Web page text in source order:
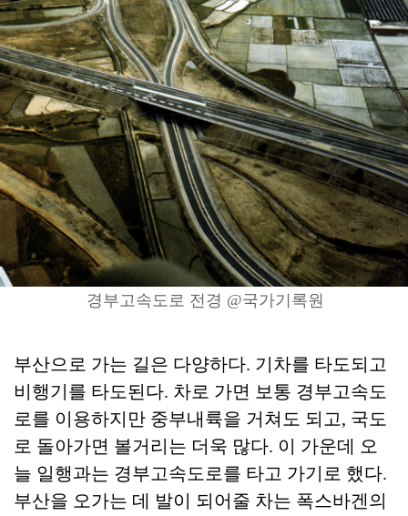
경부고속도로 전경 @국가기록원
부산으로 가는 길은 다양하다. 기차를 타도되고
비행기를 타도된다. 차로 가면 보통 경부고속도
로를 이용하지만 중부내륙을 거쳐도 되고, 국도
로 돌아가면 볼거리는 더욱 많다. 이 가운데 오
늘 일행과는 경부고속도로를 타고 가기로 했다.
부산을 오가는 데 발이 되어줄 차는 폭스바겐의